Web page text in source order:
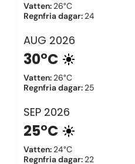
Vatten: 26°C
Regnfria dagar: 24
AUG 2026
30°C
Vatten: 26°C
Regnfria dagar: 25
SEP 2026
25°C
Vatten: 24°C
Regnfria dagar: 22